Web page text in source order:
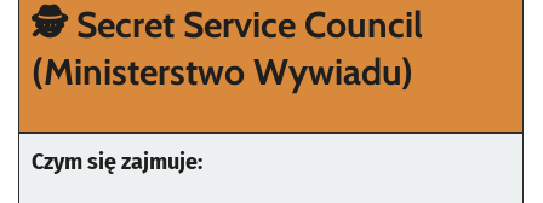
🕵️Secret Service Council
(Ministerstwo Wywiadu)
Czym się zajmuje: